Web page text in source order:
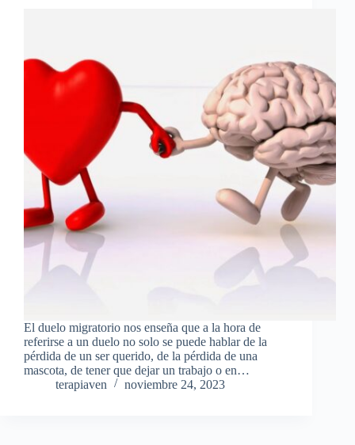
El duelo migratorio nos enseña que a la hora de
referirse a un duelo no solo se puede hablar de la
pérdida de un ser querido, de la pérdida de una
mascota, de tener que dejar un trabajo o en…
terapiaven
noviembre 24, 2023